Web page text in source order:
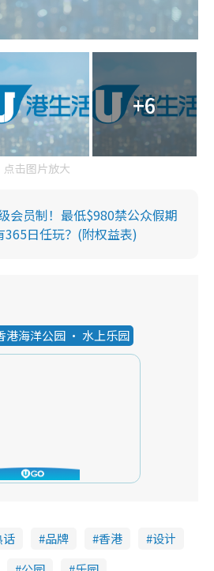
+6
点击图片放大
会员制！最低$980禁公众假期
日任玩？(附权益表)
港海洋公园 ‧ 水上乐园
话 品牌 香港
设计